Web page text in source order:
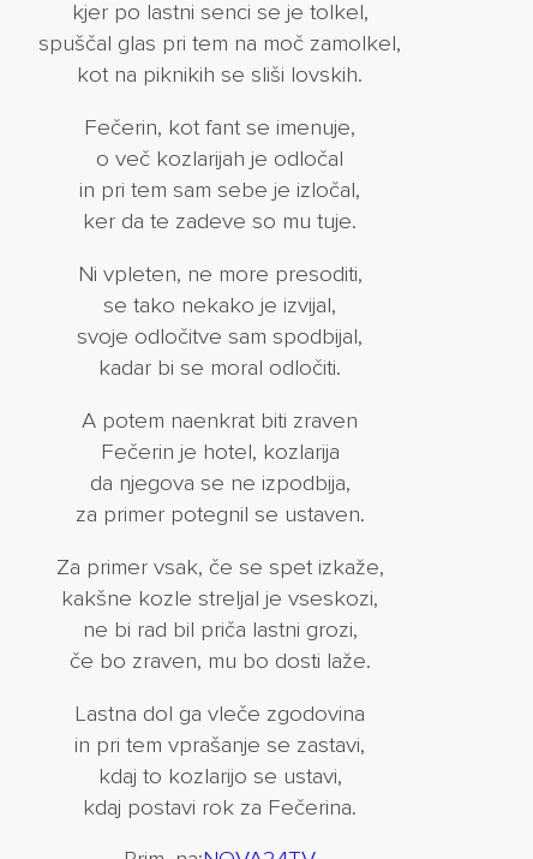
kjer po lastni senci se je tolkel,
spuščal glas pri tem na moč zamolkel,
kot na piknikih se sliši lovskih.
Fečerin, kot fant se imenuje,
o več kozlarijah je odločal
in pri tem sam sebe je izločal,
ker da te zadeve so mu tuje.
Ni vpleten, ne more presoditi,
se tako nekako je izvijal,
svoje odločitve sam spodbijal,
kadar bi se moral odločiti.
A potem naenkrat biti zraven
Fečerin je hotel, kozlarija
da njegova se ne izpodbija,
za primer potegnil se ustaven.
Za primer vsak, če se spet izkaže,
kakšne kozle streljal je vseskozi,
ne bi rad bil priča lastni grozi,
če bo zraven, mu bo dosti laže.
Lastna dol ga vleče zgodovina
in pri tem vprašanje se zastavi,
kdaj to kozlarijo se ustavi,
kdaj postavi rok za Fečerina.